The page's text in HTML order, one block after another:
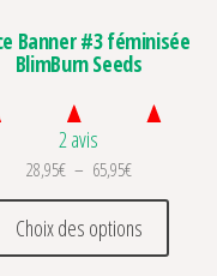
40,00€
variations. Les
Banner #3 féminisée
BlimBurn Seeds
2 avis
28,95€ – 65,95€Plage de prix
Choix des options
Ce